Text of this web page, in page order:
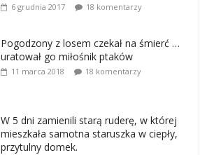
6 grudnia 2017 18 komentarzy
Pogodzony z losem czekał na śmierć …
uratował go miłośnik ptaków
11 marca 2018 18 komentarzy
W 5 dni zamienili starą ruderę, w której
mieszkała samotna staruszka w ciepły,
przytulny domek.